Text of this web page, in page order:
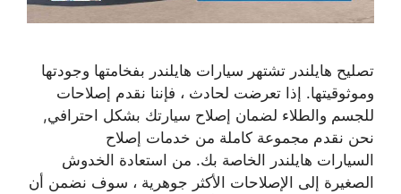
تصليح هايلندر تشتهر سيارات هايلندر بفخامتها وجودتها
وموثوقيتها. إذا تعرضت لحادث ، فإننا نقدم إصلاحات
للجسم والطلاء لضمان إصلاح سيارتك بشكل احترافي,
نحن نقدم مجموعة كاملة من خدمات إصلاح
السيارات هايلندر الخاصة بك. من استعادة الخدوش
الصغيرة إلى الإصلاحات الأكثر جوهرية ، سوف نضمن أن